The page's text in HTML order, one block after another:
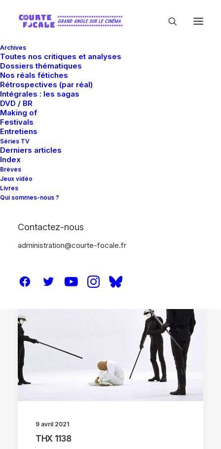
Archives
Toutes nos critiques et analyses
Dossiers thématiques
Nos réals fétiches
Rétrospectives (par réal)
Intégrales : les sagas
DVD / BR
Making of
Festivals
Entretiens
Séries TV
Derniers articles
Index
Brèves
Jeux vidéo
Livres
Qui sommes-nous ?
Contactez-nous
administration@courte-focale.fr
9 avril 2021
THX 1138